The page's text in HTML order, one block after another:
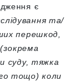
є
та/
перешкод,
суду, тяжка
тощо) коли